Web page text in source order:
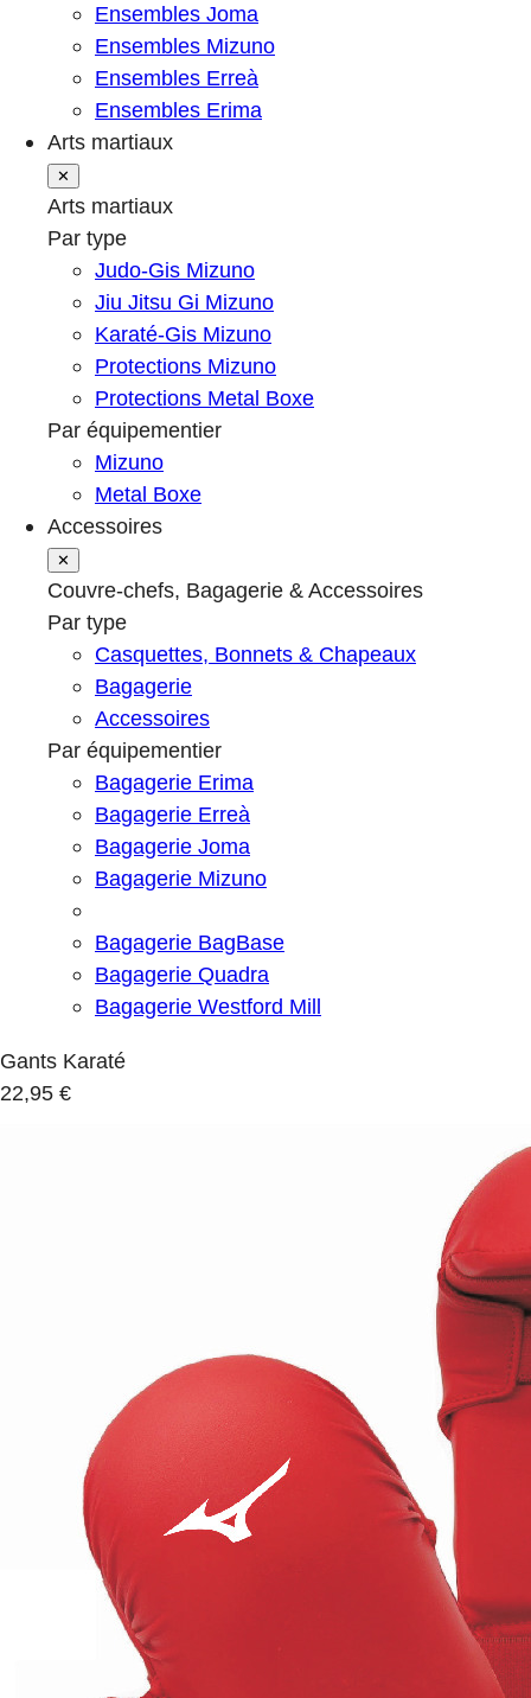
Ensembles Joma
Ensembles Mizuno
Ensembles Erreà
Ensembles Erima
Arts martiaux
✕
Arts martiaux
Par type
Judo-Gis Mizuno
Jiu Jitsu Gi Mizuno
Karaté-Gis Mizuno
Protections Mizuno
Protections Metal Boxe
Par équipementier
Mizuno
Metal Boxe
Accessoires
✕
Couvre-chefs, Bagagerie & Accessoires
Par type
Casquettes, Bonnets & Chapeaux
Bagagerie
Accessoires
Par équipementier
Bagagerie Erima
Bagagerie Erreà
Bagagerie Joma
Bagagerie Mizuno
Bagagerie BagBase
Bagagerie Quadra
Bagagerie Westford Mill
Gants Karaté
22,95 €